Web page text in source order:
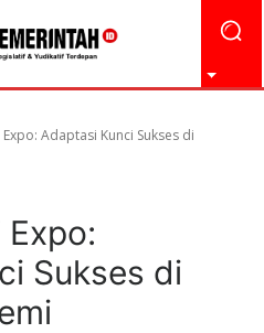
Adaptasi Kunci Sukses di
Sukses di